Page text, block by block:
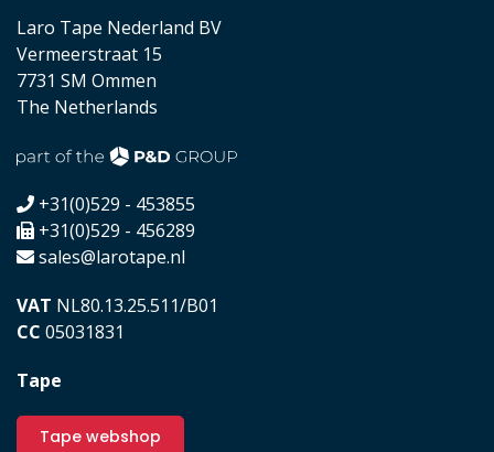
Laro Tape Nederland BV
Vermeerstraat 15
7731 SM Ommen
The Netherlands
+31(0)529 - 453855
+31(0)529 - 456289
sales@larotape.nl
VAT NL80.13.25.511/B01
CC 05031831
Tape
Tape webshop